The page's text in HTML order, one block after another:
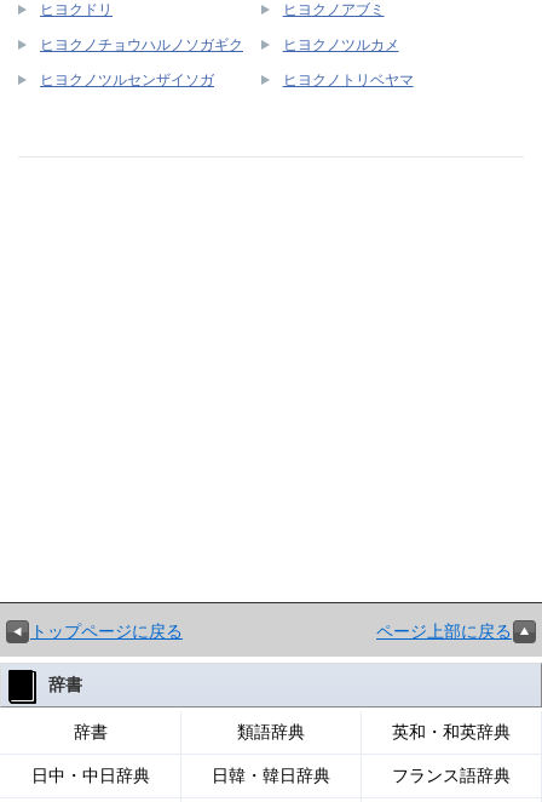
ヒヨクドリ ヒヨクノアブミ
ヒヨクノチョウハルノソガギク ヒヨクノツルカメ
ヒヨクノツルセンザイソガ ヒヨクノトリベヤマ
トップページに戻る ページ上部に戻る
辞書
辞書 類語辞典 英和・和英辞典
日中・中日辞典 日韓・韓日辞典 フランス語辞典